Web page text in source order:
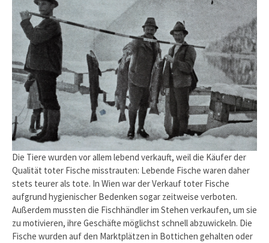
Die Tiere wurden vor allem lebend verkauft, weil die Käufer der
Qualität toter Fische misstrauten: Lebende Fische waren daher
stets teurer als tote. In Wien war der Verkauf toter Fische
aufgrund hygienischer Bedenken sogar zeitweise verboten.
Außerdem mussten die Fischhändler im Stehen verkaufen, um sie
zu motivieren, ihre Geschäfte möglichst schnell abzu­wickeln. Die
Fische wurden auf den Marktplätzen in Bottichen gehalten oder